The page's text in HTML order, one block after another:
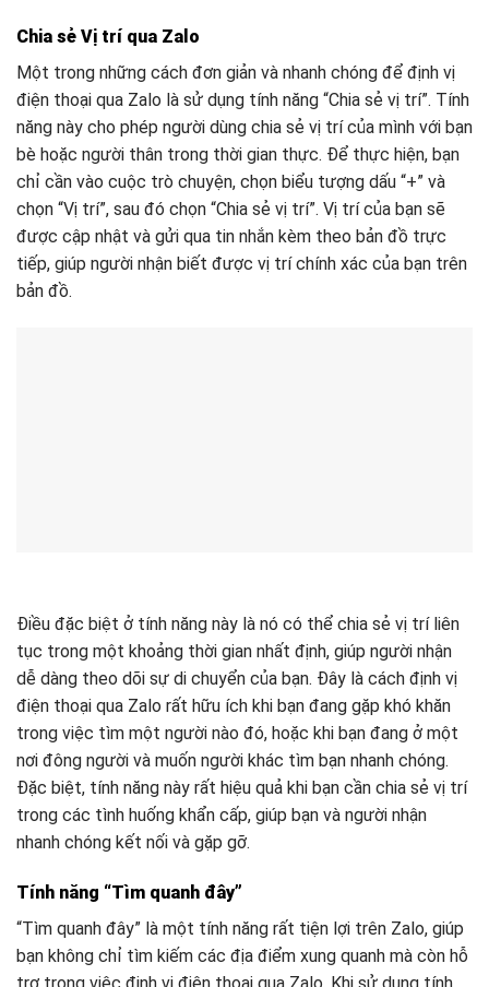
Chia sẻ Vị trí qua Zalo
Một trong những cách đơn giản và nhanh chóng để định vị
điện thoại qua Zalo là sử dụng tính năng “Chia sẻ vị trí”. Tính
năng này cho phép người dùng chia sẻ vị trí của mình với bạn
bè hoặc người thân trong thời gian thực. Để thực hiện, bạn
chỉ cần vào cuộc trò chuyện, chọn biểu tượng dấu “+” và
chọn “Vị trí”, sau đó chọn “Chia sẻ vị trí”. Vị trí của bạn sẽ
được cập nhật và gửi qua tin nhắn kèm theo bản đồ trực
tiếp, giúp người nhận biết được vị trí chính xác của bạn trên
bản đồ.
Điều đặc biệt ở tính năng này là nó có thể chia sẻ vị trí liên
tục trong một khoảng thời gian nhất định, giúp người nhận
dễ dàng theo dõi sự di chuyển của bạn. Đây là cách định vị
điện thoại qua Zalo rất hữu ích khi bạn đang gặp khó khăn
trong việc tìm một người nào đó, hoặc khi bạn đang ở một
nơi đông người và muốn người khác tìm bạn nhanh chóng.
Đặc biệt, tính năng này rất hiệu quả khi bạn cần chia sẻ vị trí
trong các tình huống khẩn cấp, giúp bạn và người nhận
nhanh chóng kết nối và gặp gỡ.
Tính năng “Tìm quanh đây”
“Tìm quanh đây” là một tính năng rất tiện lợi trên Zalo, giúp
bạn không chỉ tìm kiếm các địa điểm xung quanh mà còn hỗ